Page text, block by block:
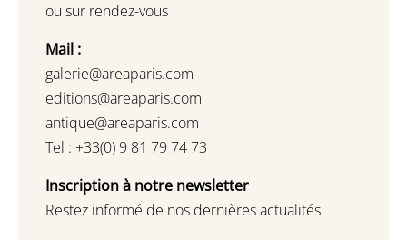
ou sur rendez-vous
Mail :
galerie@areaparis.com
editions@areaparis.com
antique@areaparis.com
Tel : +33(0) 9 81 79 74 73
Inscription à notre newsletter
Restez informé de nos dernières actualités